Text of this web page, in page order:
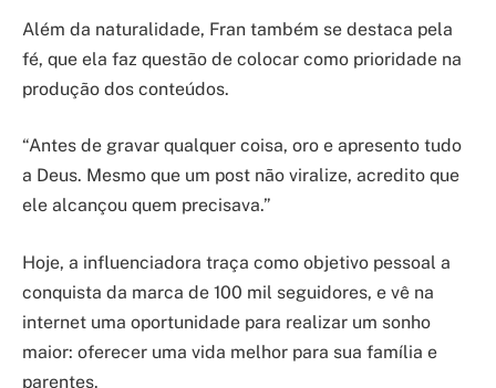
Além da naturalidade, Fran também se destaca pela
fé, que ela faz questão de colocar como prioridade na
produção dos conteúdos.
“Antes de gravar qualquer coisa, oro e apresento tudo
a Deus. Mesmo que um post não viralize, acredito que
ele alcançou quem precisava.”
Hoje, a influenciadora traça como objetivo pessoal a
conquista da marca de 100 mil seguidores, e vê na
internet uma oportunidade para realizar um sonho
maior: oferecer uma vida melhor para sua família e
parentes.